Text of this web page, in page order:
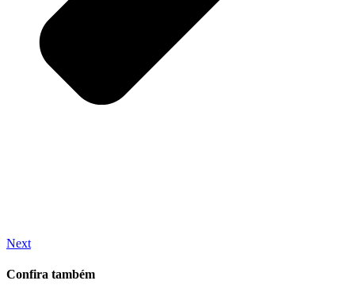
Next
Confira também